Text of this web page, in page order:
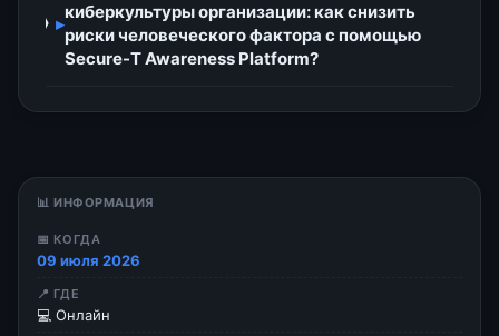
▸
киберкультуры организации: как снизить
риски человеческого фактора с помощью
Secure-T Awareness Platform?
📊 ИНФОРМАЦИЯ
📅 КОГДА
09 июля 2026
📍 ГДЕ
💻 Онлайн